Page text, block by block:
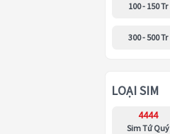
100 - 150 Tr
300 - 500 Tr
LOẠI SIM
4444
Sim Tứ Quý